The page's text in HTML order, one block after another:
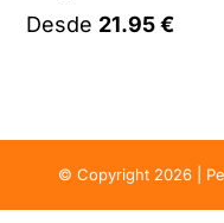
Desde 21.95€
© Copyright 2026 |